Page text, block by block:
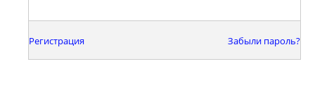
Регистрация Забыли пароль?